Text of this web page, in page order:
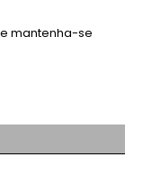
mantenha-se